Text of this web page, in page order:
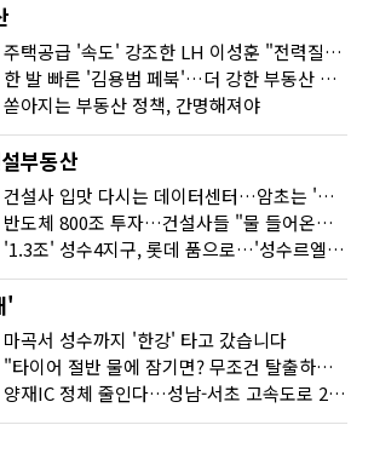
주택공급 '속도' 강조한 LH 이성훈 "전력질주해야"
한 발 빠른 '김용범 페북'…더 강한 부동산 규제 나오나
쏟아지는 부동산 정책, 간명해져야
부동산
건설사 입맛 다시는 데이터센터…암초는 '주민 반대'
반도체 800조 투자…건설사들 "물 들어온다!"
'1.3조' 성수4지구, 롯데 품으로…'성수르엘 S70' 거듭
'
마곡서 성수까지 '한강' 타고 갔습니다
"타이어 절반 물에 잠기면? 무조건 탈출하세요"
양재IC 정체 줄인다…성남-서초 고속도로 2029년 착공